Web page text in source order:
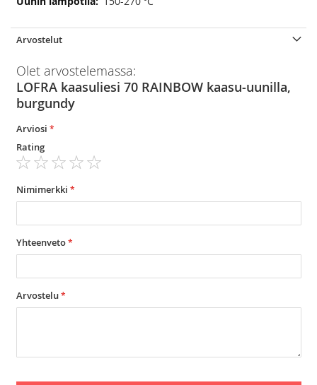
Arvostelut
Olet arvostelemassa:
LOFRA kaasuliesi 70 RAINBOW kaasu-uunilla,
burgundy
Arviosi
Rating
star
stars
stars
stars
stars
Nimimerkki
Yhteenveto
Arvostelu